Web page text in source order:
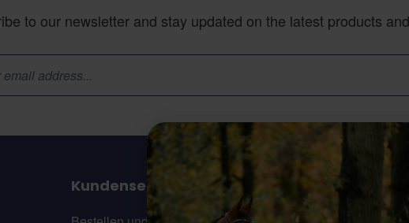
to our newsletter and stay updated on the latest products
Kundenservice